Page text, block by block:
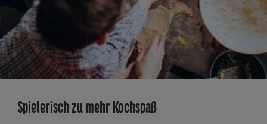
Spielerisch zu mehr Kochspaß